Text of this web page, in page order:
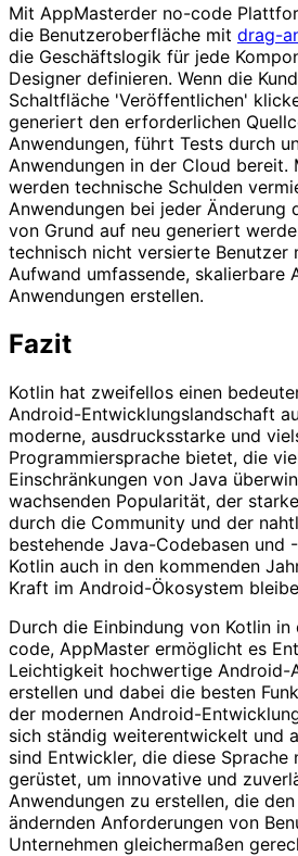
Mit AppMasterder no-code
die Benutzeroberfläche mit drag-
die Geschäftslogik für jede
Designer definieren. Wenn die
Schaltfläche 'Veröffentlichen'
generiert den erforderlichen
Anwendungen, führt Tests durch
Anwendungen in der Cloud bereit.
werden technische Schulden
Anwendungen bei jeder Änderung
von Grund auf neu generiert
technisch nicht versierte Benutzer
Aufwand umfassende, skalierbare
Anwendungen erstellen.
Fazit
Kotlin hat zweifellos einen
Android-Entwicklungslandschaft
moderne, ausdrucksstarke und
Programmiersprache bietet, die
Einschränkungen von Java
wachsenden Popularität, der
durch die Community und der
bestehende Java-Codebasen und
Kotlin auch in den kommenden
Kraft im Android-Ökosystem
Durch die Einbindung von Kotlin
code, AppMaster ermöglicht es
Leichtigkeit hochwertige Android-
erstellen und dabei die besten
der modernen Android-
sich ständig weiterentwickelt und
sind Entwickler, die diese Sprache
gerüstet, um innovative und
Anwendungen zu erstellen, die
ändernden Anforderungen von
Unternehmen gleichermaßen